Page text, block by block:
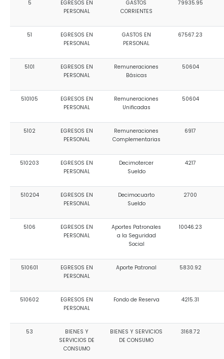
Convocatorias
GESTIÓN ADMINISTRATIVA
Plan Anual Contratación - PAC
Convenios Institucionales
PRESUPUESTO: EJECUCIÓN Y REPORTES
Cédulas presupuestarias y balances
Procesos de contratación
Obras y proyectos
5
EGRESOS EN
PERSONAL
GASTOS
CORRIENTES
79935.95
51
EGRESOS EN
PERSONAL
GASTOS EN
PERSONAL
67567.23
5101
EGRESOS EN
PERSONAL
Remuneraciones
Básicas
50604
510105
EGRESOS EN
PERSONAL
Remuneraciones
Unificadas
50604
5102
EGRESOS EN
PERSONAL
Remuneraciones
Complementarias
6917
510203
EGRESOS EN
PERSONAL
Decimotercer
Sueldo
4217
510204
EGRESOS EN
PERSONAL
Decimocuarto
Sueldo
2700
5106
EGRESOS EN
PERSONAL
Aportes Patronales
a la Seguridad
Social
10046.23
510601
EGRESOS EN
PERSONAL
Aporte Patronal 5830.92
510602
EGRESOS EN
PERSONAL
Fondo de Reserva 4215.31
53
BIENES Y
SERVICIOS DE
CONSUMO
BIENES Y SERVICIOS
DE CONSUMO
3168.72